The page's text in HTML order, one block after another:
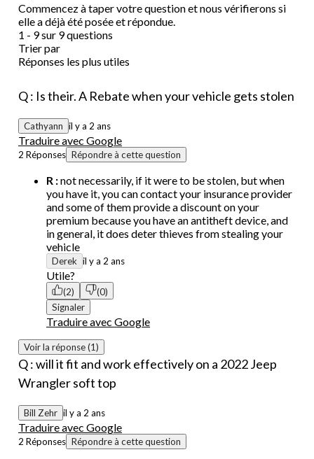
Commencez à taper votre question et nous vérifierons si
elle a déjà été posée et répondue.
1 - 9 sur 9 questions
Trier par
Réponses les plus utiles
Q : Is their. A Rebate when your vehicle gets stolen
Cathyann il y a 2 ans
Traduire avec Google
2 Réponses Répondre à cette question
R :not necessarily, if it were to be stolen, but when
you have it, you can contact your insurance provider
and some of them provide a discount on your
premium because you have an antitheft device, and
in general, it does deter thieves from stealing your
vehicle
Derek il y a 2 ans
Utile?
(2)
(0)
Signaler
Traduire avec Google
Voir la réponse (1)
Q : will it fit and work effectively on a 2022 Jeep
Wrangler soft top
Bill Zehr il y a 2 ans
Traduire avec Google
2 Réponses Répondre à cette question